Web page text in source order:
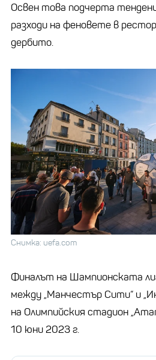
Освен това подчерта
разходи на феновете в
дербито.
Снимка: uefa.com
Финалът на Шампионската
между „Манчестър Сити“ и
на Олимпийския стадион
10 юни 2023 г.